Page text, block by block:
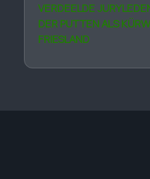
VERDEELDE
DER PUTTEN ALS
FRIESLAND